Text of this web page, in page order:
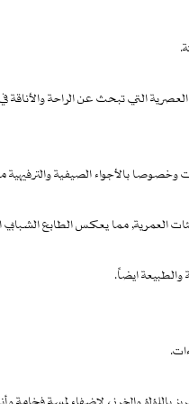
التي تبحث عن الراحة والأناقة
وخصوصا بالأجواء الصيفية
العمرية, مما يعكس الطابع
ايضاً.